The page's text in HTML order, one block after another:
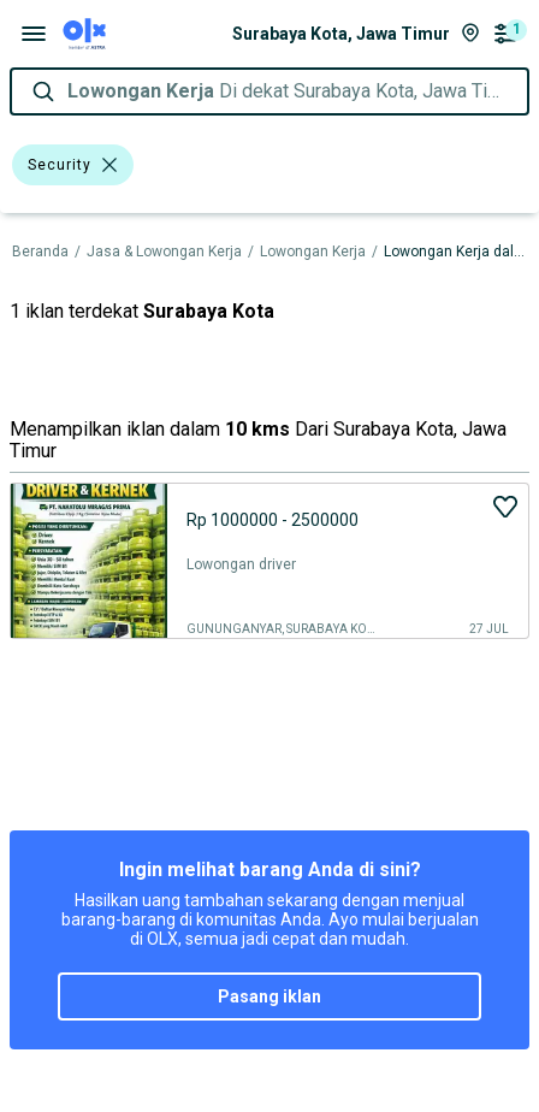
Surabaya Kota, Jawa Timur 1
Lowongan Kerja Di dekat Surabaya Kota, Jawa Timur
Security
Beranda / Jasa & Lowongan Kerja / Lowongan Kerja / Lowongan Kerja dalam Jawa Timur
1 iklan terdekat Surabaya Kota
Menampilkan iklan dalam 10 kms Dari Surabaya Kota, Jawa
Timur
Rp 1000000 - 2500000
Lowongan driver
27 JUL
Ingin melihat barang Anda di sini?
Hasilkan uang tambahan sekarang dengan menjual
barang-barang di komunitas Anda. Ayo mulai berjualan
di OLX, semua jadi cepat dan mudah.
pasang iklan